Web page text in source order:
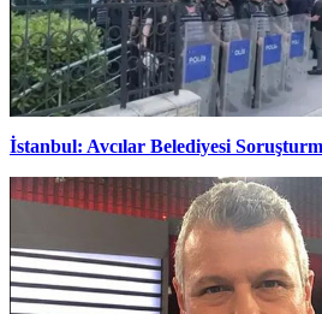
İstanbul: Avcılar Belediyesi